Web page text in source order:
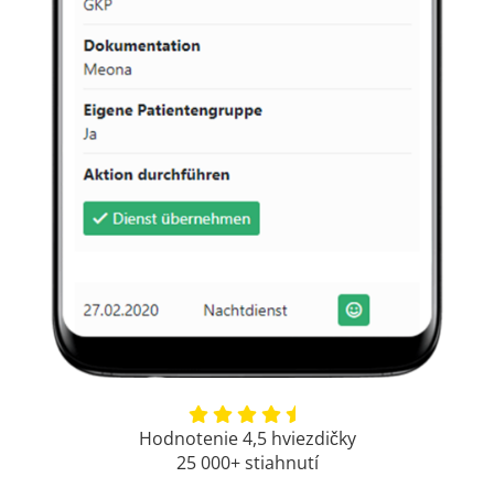
Hodnotenie 4,5 hviezdičky
25 000+ stiahnutí